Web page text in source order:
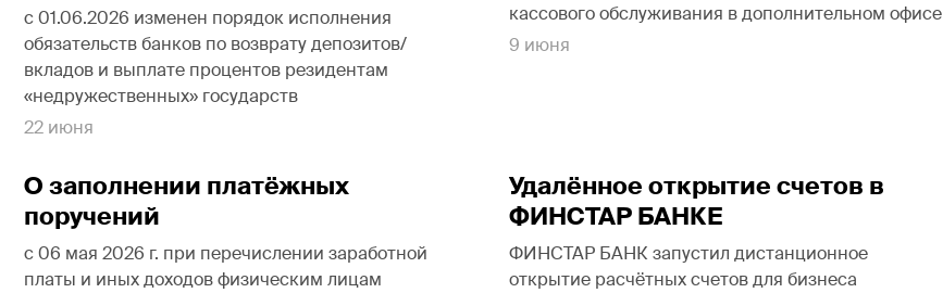
с 01.06.2026 изменен порядок исполнения
обязательств банков по возврату депозитов/
вкладов и выплате процентов резидентам
«недружественных» государств
22 июня
кассового обслуживания в дополнительном офисе
9 июня
О заполнении платёжных
поручений
с 06 мая 2026 г. при перечислении заработной
платы и иных доходов физическим лицам
Удалённое открытие счетов в
ФИНСТАР БАНКЕ
ФИНСТАР БАНК запустил дистанционное
открытие расчётных счетов для бизнеса